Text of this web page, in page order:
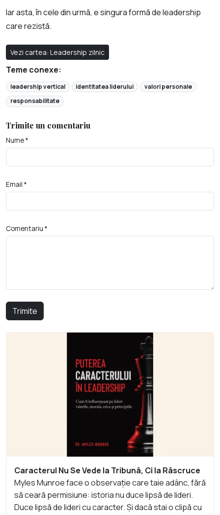
Iar asta, în cele din urmă, e singura formă de leadership
care rezistă.
Vezi cartea: Leadership zilnic
Teme conexe:
leadership vertical identitatea liderului
valori personale
responsabilitate
Trimite un comentariu
Nume *
Email *
Comentariu *
Trimite
Caracterul Nu Se Vede la Tribună, Ci la Răscruce
Myles Munroe face o observație care taie adânc, fără
să ceară permisiune: istoria nu duce lipsă de lideri.
Duce lipsă de lideri cu caracter. Și dacă stai o clipă cu